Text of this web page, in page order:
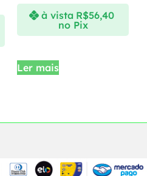
à vista R$56,40
no Pix
Ler mais